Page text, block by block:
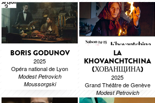
BORIS GODUNOV
2025
Opéra national de Lyon
Modest Petrovich
Moussorgski
LA
KHOVANCHTCHINA
(ХОВАНЩИНА)
2025
Grand Théâtre de Genève
Modest Petrovich
Moussorgski